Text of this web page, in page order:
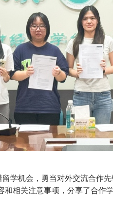
学机会，勇当对外交流合作
相关注意事项，分享了合作学